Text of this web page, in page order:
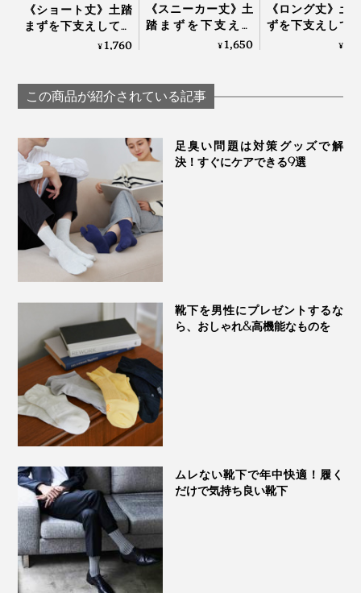
《ショート丈》土踏
まずを下支えして、
足底筋をサポートす
レッグ
¥1,760
《スニーカー丈》土
踏まずを下支えし
て、足底筋をサポー
コノレッグ
¥1,650
《ロング丈》土
ずを下支えして
底筋をサポート
¥
この商品が紹介されている記事
足臭い問題は対策グッズで解
決！すぐにケアできる9選
靴下を男性にプレゼントするな
ら、おしゃれ&高機能なものを
ムレない靴下で年中快適！履く
だけで気持ち良い靴下